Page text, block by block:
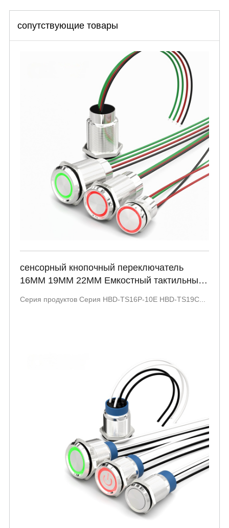
сопутствующие товары
сенсорный кнопочный переключатель
16MM 19MM 22MM Емкостный тактильный
металлический моментный переключатель
Серия продуктов Серия HBD-TS16P-10E HBD-TS19C...